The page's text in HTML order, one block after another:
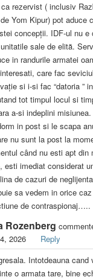
rezervist ( inclusiv
Yom Kipur) pot aduce
concepții. IDF-ul nu e
sale de elită.
in randurile armatei
care fac
si i-si fac “datoria ”
tot timpul locul si
a-si indeplini
in post si le scapa
nu sunt la post la
când nu esti apt din
esti imediat considerat
de cazuri de
sa vedem in orice
de contraspionaj…..
Rozenberg
2026
Reply
Intotdeauna cand
o armata tare, bine